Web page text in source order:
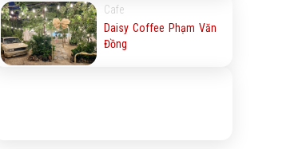
Cafe
Daisy Coffee Phạm Văn
Đồng